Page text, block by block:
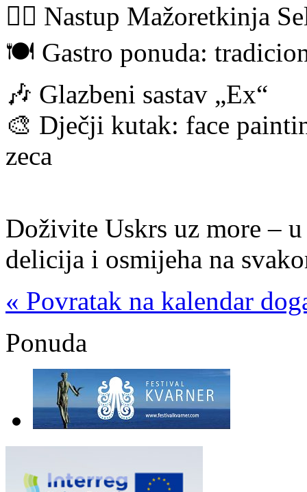
👯‍♀️ Nastup Mažoretkinja
🍽️ Gastro ponuda:
🎶 Glazbeni sastav „Ex“
🎨 Dječji kutak: face
zeca
Doživite Uskrs uz more –
delicija i osmijeha na
« Povratak na kalendar
Ponuda